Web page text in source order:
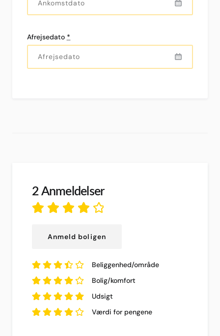
Afrejsedato *
2 Anmeldelser
baseret på2
Anmeld boligen
3.5ud af 5
2
Beliggenhed/område
4ud af 5
anmeldelser.
Bolig/komfort
5ud af5baseret
Udsigt
Værdi for pengene